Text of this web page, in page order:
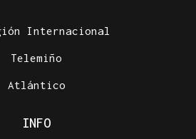
Internacional
Telemiño
Atlántico
INFO